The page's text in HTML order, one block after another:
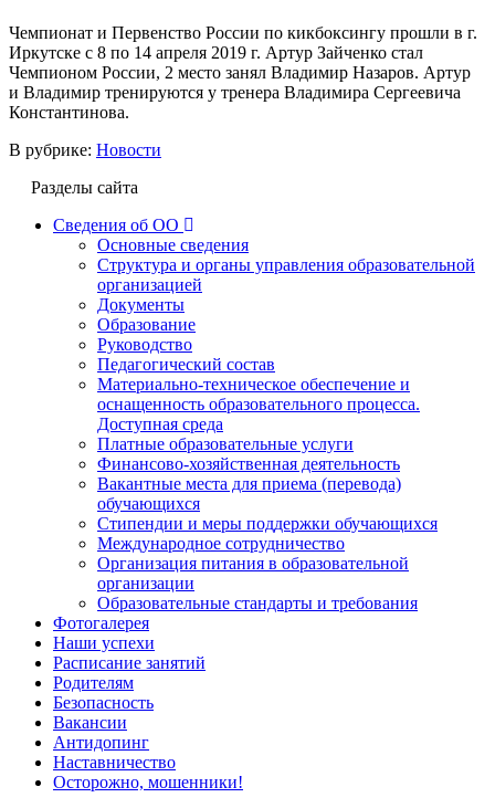
Чемпионат и Первенство России по кикбоксингу прошли в г.
Иркутске с 8 по 14 апреля 2019 г. Артур Зайченко стал
Чемпионом России, 2 место занял Владимир Назаров. Артур
и Владимир тренируются у тренера Владимира Сергеевича
Константинова.
В рубрике: Новости
Разделы сайта
Сведения об ОО
Основные сведения
Структура и органы управления образовательной
организацией
Документы
Образование
Руководство
Педагогический состав
Материально-техническое обеспечение и
оснащенность образовательного процесса.
Доступная среда
Платные образовательные услуги
Финансово-хозяйственная деятельность
Вакантные места для приема (перевода)
обучающихся
Стипендии и меры поддержки обучающихся
Международное сотрудничество
Организация питания в образовательной
организации
Образовательные стандарты и требования
Фотогалерея
Наши успехи
Расписание занятий
Родителям
Безопасность
Вакансии
Антидопинг
Наставничество
Осторожно, мошенники!